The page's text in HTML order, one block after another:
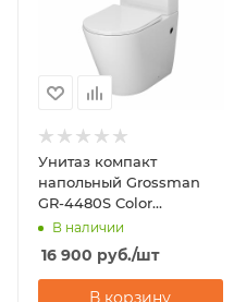
Унитаз компакт
напольный Grossman
GR-4480S Color
(620х365х810)
В наличии
16 900 руб./шт
В корзину